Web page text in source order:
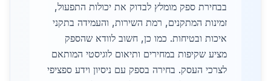
בבחירת ספק מומלץ לבדוק את יכולות התפעול,
זמינות המתקנים, רמת השירות, והעמידה בתקני
איכות ובטיחות. כמו כן, חשוב לוודא שהספק
מציע שקיפות במחירים ותיאום לוגיסטי המותאם
לצרכי העסק. בחירה בספק עם ניסיון וידע ספציפי